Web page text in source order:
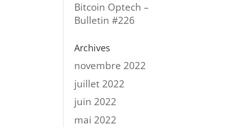
Bitcoin Optech –
Bulletin #226
Archives
novembre 2022
juillet 2022
juin 2022
mai 2022